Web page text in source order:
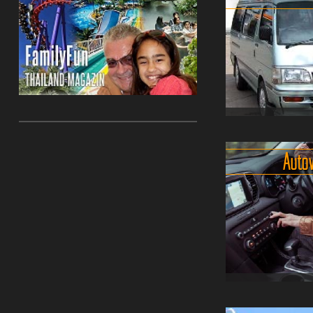
pünktlich.Mit
du Thailand
besondere
einzigartigen
komfortable
mit
Eine günstige
vor allem
Personen,
Die Fahrer